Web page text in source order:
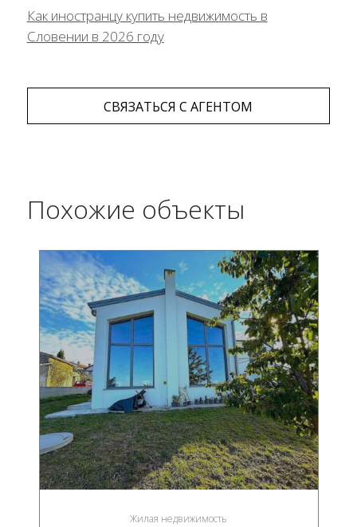
Как иностранцу купить недвижимость в
Словении в 2026 году
СВЯЗАТЬСЯ С АГЕНТОМ
Похожие объекты
Жилая недвижимость